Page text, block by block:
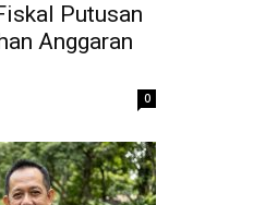
Putusan
Anggaran
0